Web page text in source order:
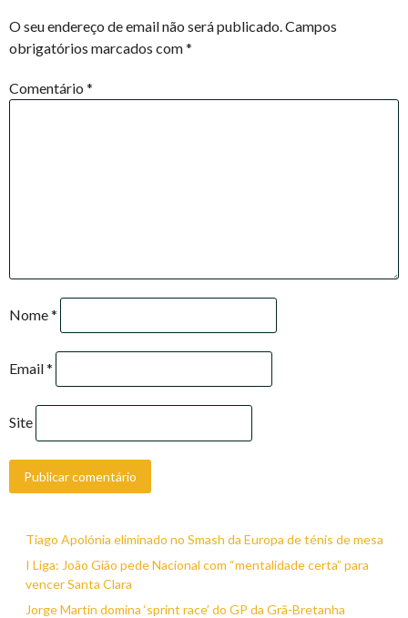
O seu endereço de email não será publicado.Campos
obrigatórios marcados com*
Comentário *
Nome*
Email*
Site
Tiago Apolónia eliminado no Smash da Europa de ténis de mesa
I Liga: João Gião pede Nacional com “mentalidade certa” para
vencer Santa Clara
Jorge Martín domina ‘sprint race’ do GP da Grã-Bretanha